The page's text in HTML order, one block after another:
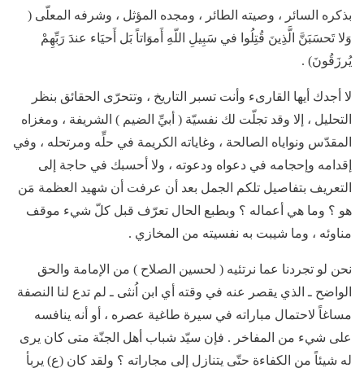
بذكره السائر ، وصيته الطائر ، ومجده المؤثل ، وشرفه المعلّى (
وَلا تَحسَبَنَّ الَّذِينَ قُتِلُوا في سَبِيلِ اللّهِ أَموَاتاً بَل أَحيَاء عندَ رَبِّهِمْ
يُرزَقُونَ) .
لا أجدك أيها القارىء وأنت تسبر التاريخ ، وتتحرّى الحقائق بنظر
التحليل ، إلا وقد تجلّت لك نفسيّة ( أبيِّ الضيم ) الشريفة ، ومغزاه
المقدّس ونواياه الصالحة ، وغاياته الكريمة في حلِّه ومرتحله ، وفي
إقدامه وإحجامه في دعواه ودعوته ، ولا أحسبك في حاجة إلى
التعريف بتفاصيل تلكم الجمل بعد أن عرفت أن شهيد العظمة مَن
هو ؟ وما هي أعماله ؟ وبطبع الحال تعرّف قبل كلّ شيء موقف
مناوئه ، وما شيبت به نفسيته من المخازي .
نحن لو تجردنا عما نرتئيه ( لحسين الصلاح ) من الإمامة والحق
الواضح ـ الذي يقصر عنه في وقته أي ابن اُنثى ـ لم تدع لنا النصفة
مساغاً لاحتمال مباراته في سيرة طاغية عصره ، أو أنه ينافسه
على شيء من المفاخر . فإن سيّد شباب أهل الجنّة متى كان يرى
له شيئاً من الكفاءة حتّى يتنازل إلى مجاراته ؟ ولقد كان (ع) يربأ